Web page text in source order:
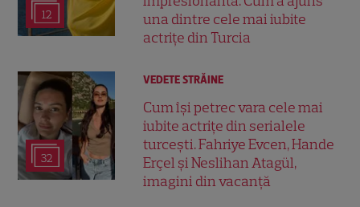
12
una dintre cele mai iubite
actrițe din Turcia
32
VEDETE STRĂINE
Cum își petrec vara cele mai
iubite actrițe din serialele
turcești. Fahriye Evcen, Hande
Erçel și Neslihan Atagül,
imagini din vacanță